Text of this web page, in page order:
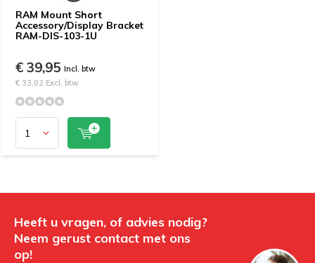
RAM Mount Short
Accessory/Display Bracket
RAM-DIS-103-1U
€ 39,95 Incl. btw
€ 33,02 Excl. btw
Heeft u vragen, of advies nodig?
Neem gerust contact met ons
op!